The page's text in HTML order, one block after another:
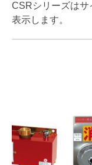
CSRシリーズはサ
表示します。